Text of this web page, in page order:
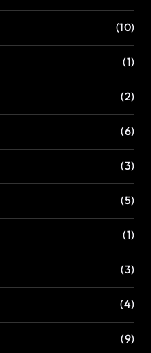
(10)
(1)
(2)
(6)
(3)
(5)
(1)
(3)
(4)
(9)